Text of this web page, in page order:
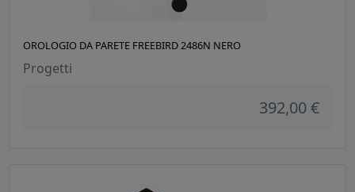
OROLOGIO DA PARETE FREEBIRD 2486N NERO
Progetti
392,00 €